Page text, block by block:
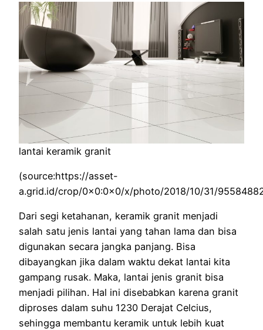
lantai keramik granit
(source:https://asset-
a.grid.id/crop/0x0:0x0/x/photo/2018/10/31/
Dari segi ketahanan, keramik granit menjadi
salah satu jenis lantai yang tahan lama dan bisa
digunakan secara jangka panjang. Bisa
dibayangkan jika dalam waktu dekat lantai kita
gampang rusak. Maka, lantai jenis granit bisa
menjadi pilihan. Hal ini disebabkan karena granit
diproses dalam suhu 1230 Derajat Celcius,
sehingga membantu keramik untuk lebih kuat